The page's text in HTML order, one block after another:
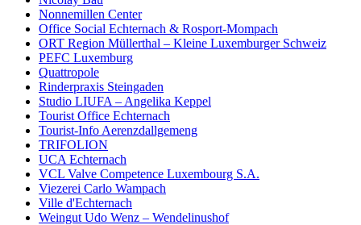
Nonnemillen Center
Office Social Echternach & Rosport-Mompach
ORT Region Müllerthal – Kleine Luxemburger Schweiz
PEFC Luxemburg
Quattropole
Rinderpraxis Steingaden
Studio LIUFA – Angelika Keppel
Tourist Office Echternach
Tourist-Info Aerenzdallgemeng
TRIFOLION
UCA Echternach
VCL Valve Competence Luxembourg S.A.
Viezerei Carlo Wampach
Ville d'Echternach
Weingut Udo Wenz – Wendelinushof